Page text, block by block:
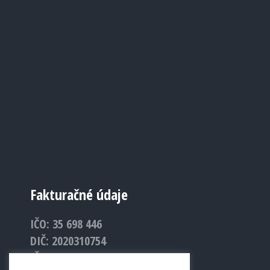
Fakturačné údaje
IČO: 35 698 446
DIČ: 2020310754
IČ DPH: SK2020310754